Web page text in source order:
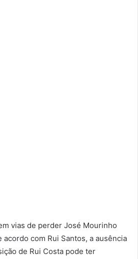
vias de perder José Mourinho
acordo com Rui Santos, a ausência
de Rui Costa pode ter